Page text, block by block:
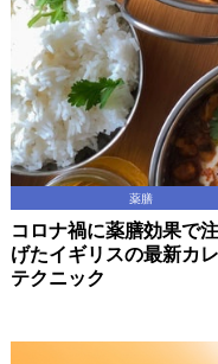
薬膳
コロナ禍に薬膳効果で
げたイギリスの最新カ
テクニック